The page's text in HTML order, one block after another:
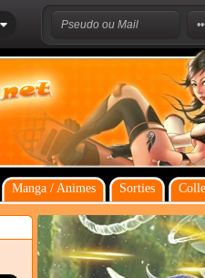
Manga / Animes Sorties